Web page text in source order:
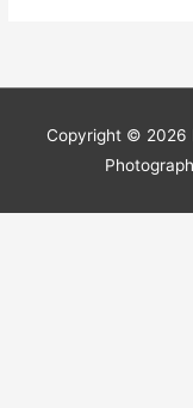
Copyright © 2026